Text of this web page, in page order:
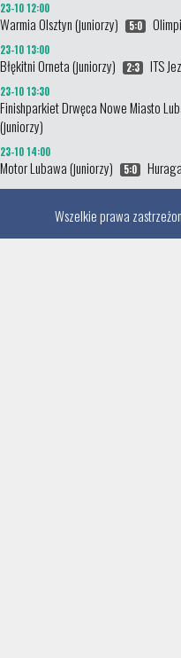
23-10 12:00
Warmia Olsztyn (juniorzy) 5:0
23-10 13:00
Błękitni Orneta (juniorzy) 2:3 ITS
23-10 13:30
Finishparkiet Drwęca Nowe Miasto
(juniorzy)
23-10 14:00
Motor Lubawa (juniorzy) 5:0
Wszelkie prawa